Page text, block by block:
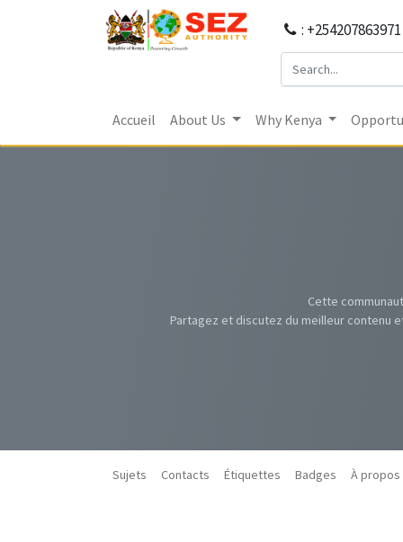
:
Accueil About Us Why Kenya
Cette
Partagez et discutez du meilleur contenu
Sujets Contacts Étiquettes Badges À propos